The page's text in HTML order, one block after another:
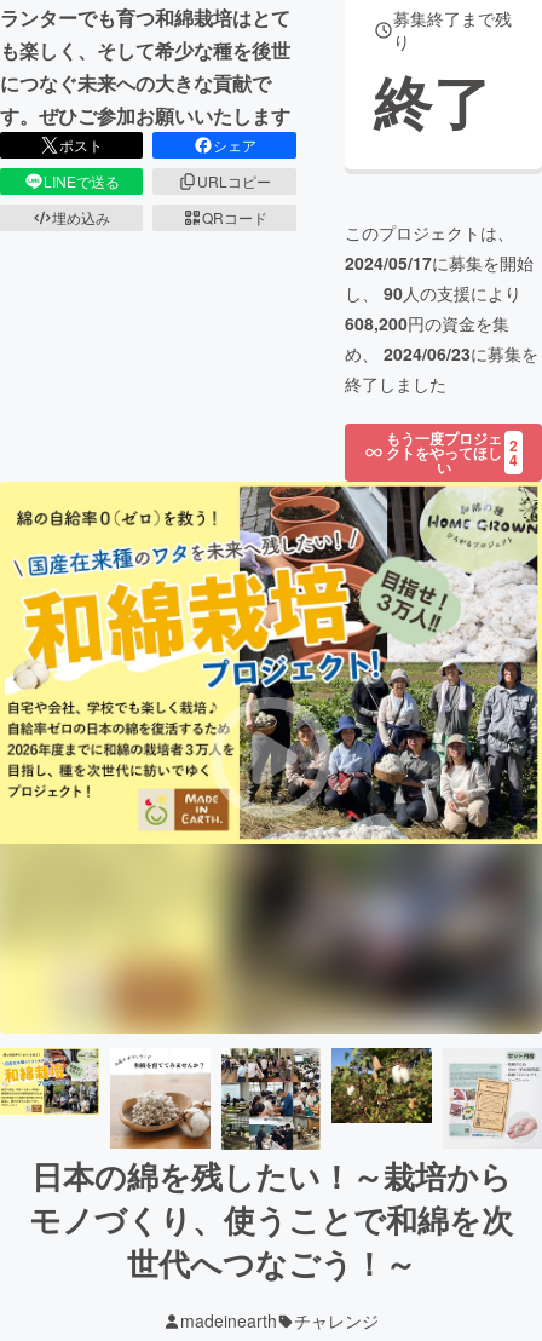
ランターでも育つ和綿栽培はとて
も楽しく、そして希少な種を後世
につなぐ未来への大きな貢献で
す。ぜひご参加お願いいたします
ポスト
シェア
LINEで送る
URLコピー
埋め込み
QRコード
募集終了まで残
り
終了
このプロジェクトは、
2024/05/17に募集を開始
し、 90人の支援により
608,200円の資金を集
め、 2024/06/23に募集を
終了しました
もう一度プロジェ
クトをやってほし
い
2
4
日本の綿を残したい！～栽培から
モノづくり、使うことで和綿を次
世代へつなごう！～
madeinearth チャレンジ